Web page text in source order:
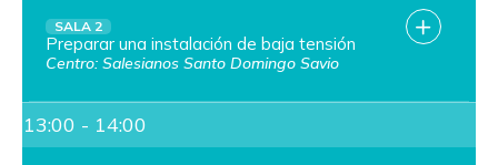
SALA 2
Preparar una instalación de baja tensión
Centro: Salesianos Santo Domingo Savio
13:00 - 14:00